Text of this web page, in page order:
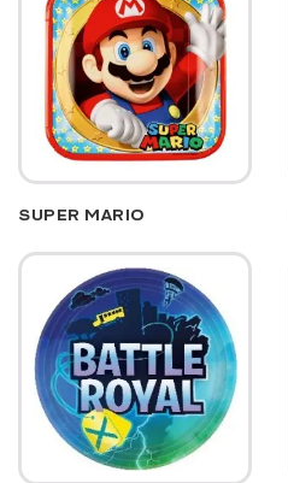
SUPER MARIO